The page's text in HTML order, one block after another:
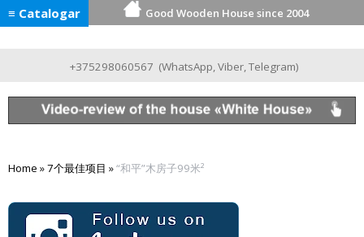
≡ Catalogar Good Wooden House since 2004
+375298060567 (WhatsApp,Viber,Telegram)
Home »7个最佳项目 »“和平”木房子99米²